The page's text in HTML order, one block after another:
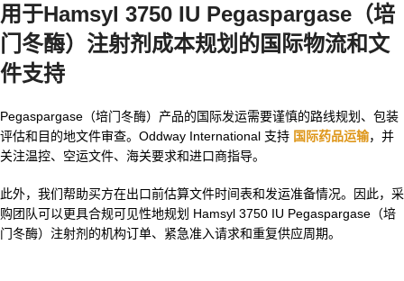
用于Hamsyl 3750 IU Pegaspargase（培
门冬酶）注射剂成本规划的国际物流和文
件支持
Pegaspargase（培门冬酶）产品的国际发运需要谨慎的路线规划、包装
评估和目的地文件审查。Oddway International 支持 国际药品运输，并
关注温控、空运文件、海关要求和进口商指导。
此外，我们帮助买方在出口前估算文件时间表和发运准备情况。因此，采
购团队可以更具合规可见性地规划 Hamsyl 3750 IU Pegaspargase（培
门冬酶）注射剂的机构订单、紧急准入请求和重复供应周期。